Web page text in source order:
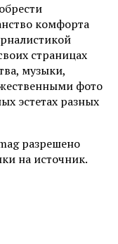
комфорта
страницах
музыки,
фото
эстетах разных
разрешено
на источник.